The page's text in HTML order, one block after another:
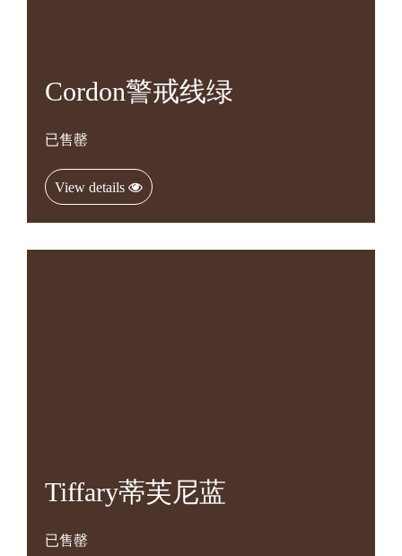
Cordon警戒线绿
已售罄
View details
Tiffary蒂芙尼蓝
已售罄